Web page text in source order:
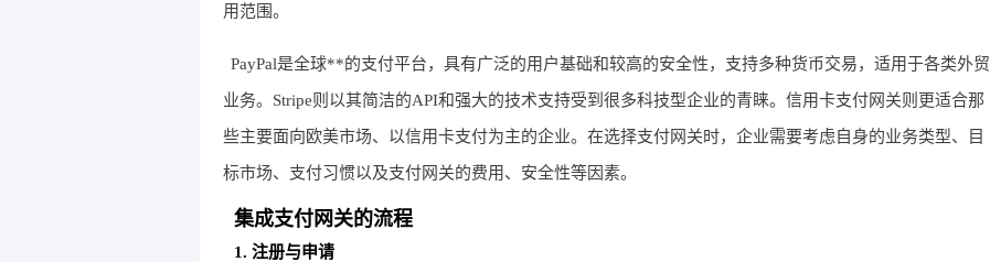
用范围。
PayPal是全球**的支付平台，具有广泛的用户基础和较高的安全性，支持多种货币交易，适用于各类外贸
业务。Stripe则以其简洁的API和强大的技术支持受到很多科技型企业的青睐。信用卡支付网关则更适合那
些主要面向欧美市场、以信用卡支付为主的企业。在选择支付网关时，企业需要考虑自身的业务类型、目
标市场、支付习惯以及支付网关的费用、安全性等因素。
集成支付网关的流程
1. 注册与申请